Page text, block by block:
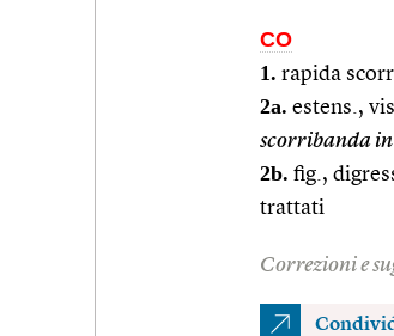
CO
1. rapida
2a. estens.,
scorribanda
2b. fig.,
trattati
Correzioni e